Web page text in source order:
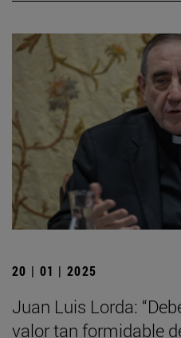
20 | 01 | 2025
Juan Luis Lorda:
valor tan formidable